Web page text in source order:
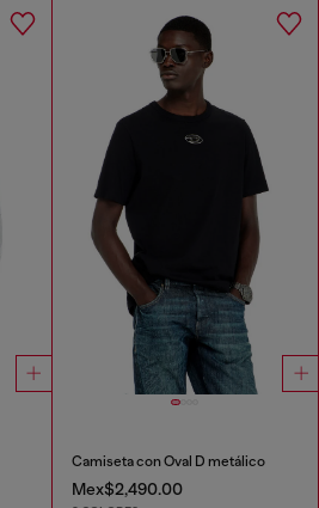
Camiseta con Oval D metálico
Mex$2,490.00